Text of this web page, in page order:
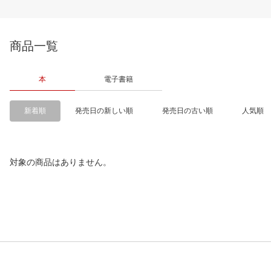
商品一覧
本 電子書籍
新着順 発売日の新しい順 発売日の古い順 人気順
対象の商品はありません。